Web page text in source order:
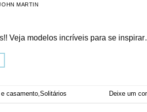
MARTIN
Veja modelos incríveis para se
casamento,Solitários Deixe um